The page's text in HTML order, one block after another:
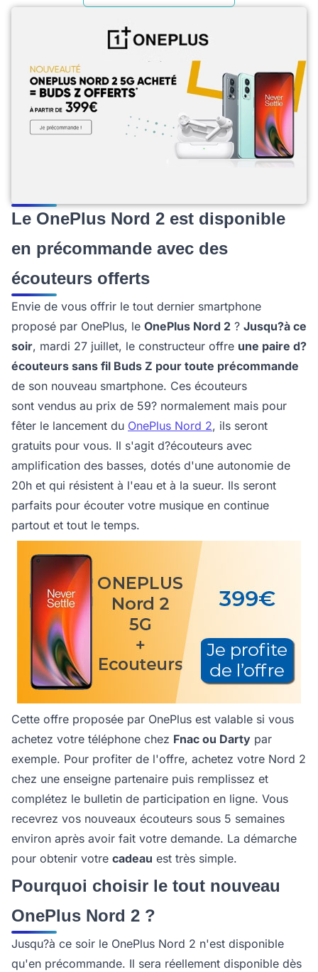
Le OnePlus Nord 2 est disponible
en précommande avec des
écouteurs offerts
Envie de vous offrir le tout dernier smartphone
proposé par OnePlus, le OnePlus Nord 2 ? Jusqu?à ce
soir, mardi 27 juillet, le constructeur offre une paire d?
écouteurs sans fil Buds Z pour toute précommande
de son nouveau smartphone. Ces écouteurs
sont vendus au prix de 59? normalement mais pour
fêter le lancement du OnePlus Nord 2, ils seront
gratuits pour vous. Il s'agit d?écouteurs avec
amplification des basses, dotés d'une autonomie de
20h et qui résistent à l'eau et à la sueur. Ils seront
parfaits pour écouter votre musique en continue
partout et tout le temps.
Cette offre proposée par OnePlus est valable si vous
achetez votre téléphone chez Fnac ou Darty par
exemple. Pour profiter de l'offre, achetez votre Nord 2
chez une enseigne partenaire puis remplissez et
complétez le bulletin de participation en ligne. Vous
recevrez vos nouveaux écouteurs sous 5 semaines
environ après avoir fait votre demande. La démarche
pour obtenir votre cadeau est très simple.
Pourquoi choisir le tout nouveau
OnePlus Nord 2 ?
Jusqu?à ce soir le OnePlus Nord 2 n'est disponible
qu'en précommande. Il sera réellement disponible dès